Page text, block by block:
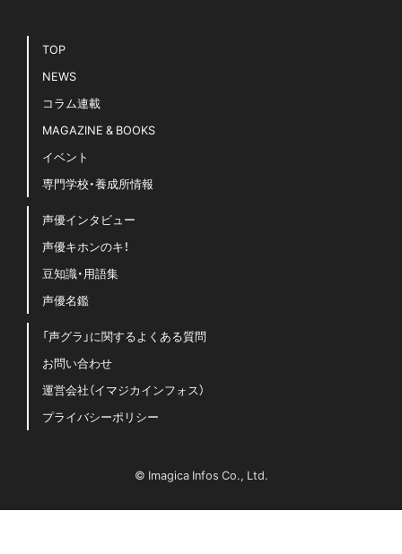
TOP
NEWS
コラム連載
MAGAZINE & BOOKS
イベント
専門学校・養成所情報
声優インタビュー
声優キホンのキ！
豆知識・用語集
声優名鑑
「声グラ」に関するよくある質問
お問い合わせ
運営会社（イマジカインフォス）
プライバシーポリシー
© Imagica Infos Co., Ltd.